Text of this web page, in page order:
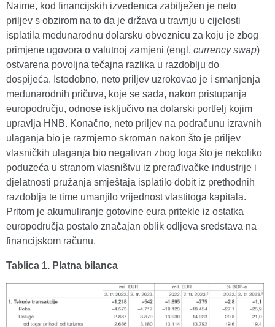
Naime, kod financijskih izvedenica zabilježen je neto
priljev s obzirom na to da je država u travnju u cijelosti
isplatila međunarodnu dolarsku obveznicu za koju je zbog
primjene ugovora o valutnoj zamjeni (engl. currency swap)
ostvarena povoljna tečajna razlika u razdoblju do
dospijeća. Istodobno, neto priljev uzrokovao je i smanjenja
međunarodnih pričuva, koje se sada, nakon pristupanja
europodručju, odnose isključivo na dolarski portfelj kojim
upravlja HNB. Konačno, neto priljev na podračunu izravnih
ulaganja bio je razmjerno skroman nakon što je priljev
vlasničkih ulaganja bio negativan zbog toga što je nekoliko
poduzeća u stranom vlasništvu iz prerađivačke industrije i
djelatnosti pružanja smještaja isplatilo dobit iz prethodnih
razdoblja te time umanjilo vrijednost vlastitoga kapitala.
Pritom je akumuliranje gotovine eura pritekle iz ostatka
europodručja postalo značajan oblik odljeva sredstava na
financijskom računu.
Tablica 1. Platna bilanca